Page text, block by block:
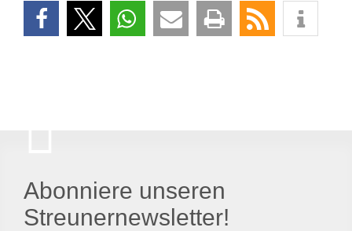
Abonniere unseren
Streunernewsletter!